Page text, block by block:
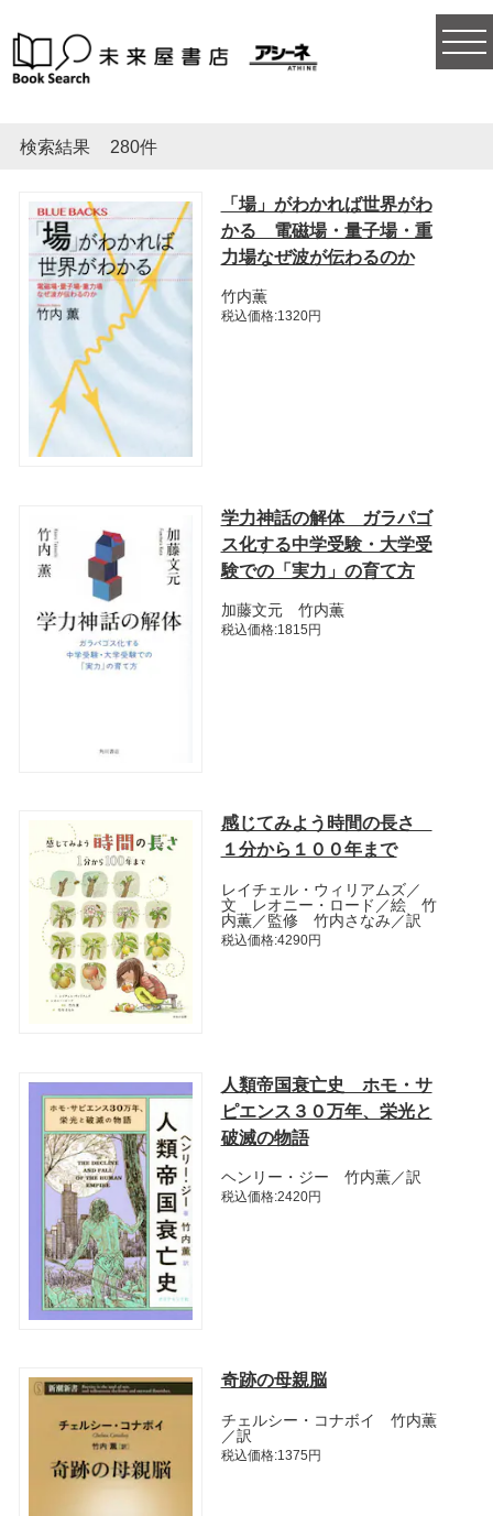
検索結果 280件
「場」がわかれば世界がわ
かる 電磁場・量子場・重
力場なぜ波が伝わるのか
竹内薫
税込価格:1320円
学力神話の解体 ガラパゴ
ス化する中学受験・大学受
験での「実力」の育て方
加藤文元 竹内薫
税込価格:1815円
感じてみよう時間の長さ
１分から１００年まで
レイチェル・ウィリアムズ／
文 レオニー・ロード／絵 竹
内薫／監修 竹内さなみ／訳
税込価格:4290円
人類帝国衰亡史 ホモ・サ
ピエンス３０万年、栄光と
破滅の物語
ヘンリー・ジー 竹内薫／訳
税込価格:2420円
奇跡の母親脳
チェルシー・コナボイ 竹内薫
／訳
税込価格:1375円